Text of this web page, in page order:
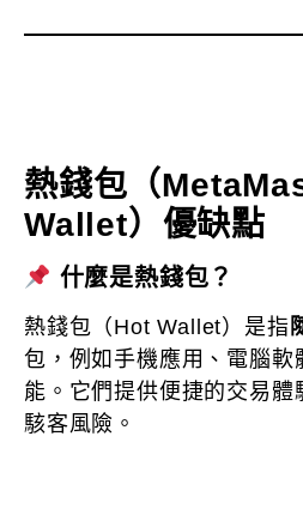
熱錢包（
Wallet）優缺點
什麼是熱錢包？
熱錢包（Hot Wallet）是指
包，例如手機應用、電腦軟
能。它們提供便捷的交易體
駭客風險。